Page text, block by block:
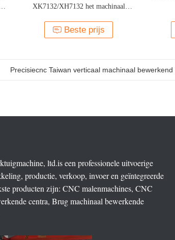
XK7132/XH7132 het machinaal
Beste prijs
Precisiecnc Taiwan verticaal machinaal
ltd.is een professionele uitvoerige
productie, verkoop, invoer en geïntegreerde
producten zijn: CNC malenmachines, CNC
centra, Brug machinaal bewerkende